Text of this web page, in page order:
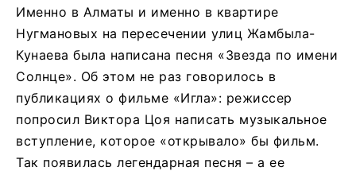
Именно в Алматы и именно в квартире
Нугмановых на пересечении улиц Жамбыла-
Кунаева была написана песня «Звезда по имени
Солнце». Об этом не раз говорилось в
публикациях о фильме «Игла»: режиссер
попросил Виктора Цоя написать музыкальное
вступление, которое «открывало» бы фильм.
Так появилась легендарная песня – а ее